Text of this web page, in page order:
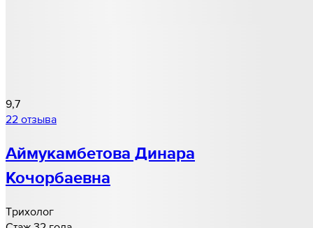
9,7
22 отзыва
Аймукамбетова Динара
Кочорбаевна
Трихолог